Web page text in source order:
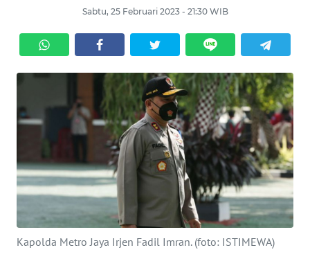
Sabtu, 25 Februari 2023 - 21:30 WIB
Kapolda Metro Jaya Irjen Fadil Imran. (foto: ISTIMEWA)
EKUIN
KESEHATAN
INTERNASIONAL
SERBA-SERBI
PENDIDIKAN